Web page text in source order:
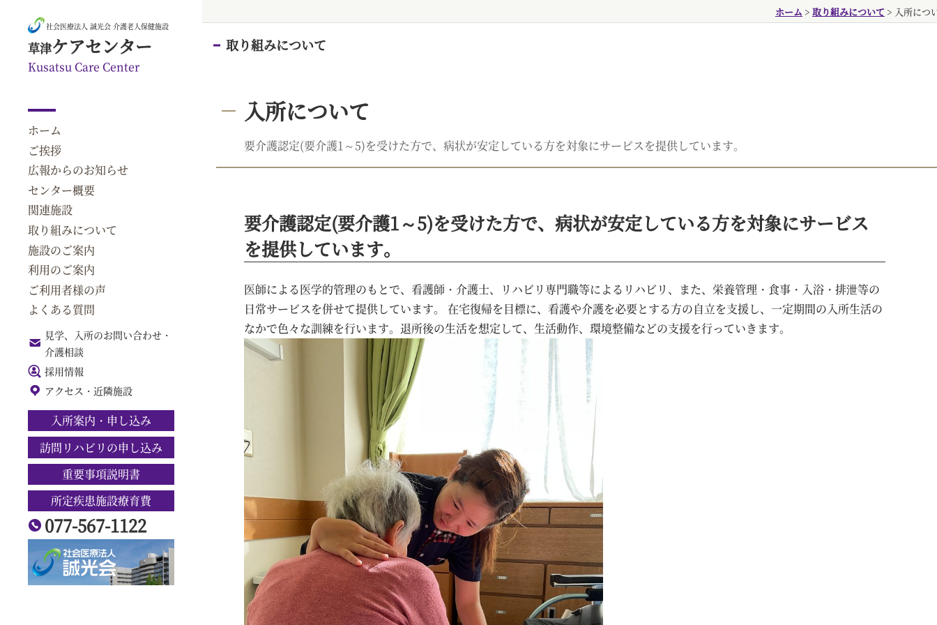
社会医療法人 誠光会 介護老人保健施設
草津ケアセンター
Kusatsu Care Center
ホーム
ご挨拶
広報からのお知らせ
センター概要
関連施設
取り組みについて
施設のご案内
利用のご案内
ご利用者様の声
よくある質問
見学、入所のお問い合わせ・
介護相談
採用情報
アクセス・近隣施設
入所案内・申し込み
訪問リハビリの申し込み
重要事項説明書
所定疾患施設療育費
077-567-1122
ホーム > 取り組みについて > 入所につ
取り組みについて
入所について
要介護認定(要介護1～5)を受けた方で、病状が安定している方を対象にサービスを提供しています。
要介護認定(要介護1～5)を受けた方で、病状が安定している方を対象にサービス
を提供しています。
医師による医学的管理のもとで、看護師・介護士、リハビリ専門職等によるリハビリ、また、栄養管理・食事・入浴・排泄等の
日常サービスを併せて提供しています。 在宅復帰を目標に、看護や介護を必要とする方の自立を支援し、一定期間の入所生活の
なかで色々な訓練を行います。退所後の生活を想定して、生活動作、環境整備などの支援を行っていきます。